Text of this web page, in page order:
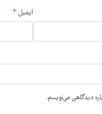
ایمیل*
دیدگاهی می‌نویسم.